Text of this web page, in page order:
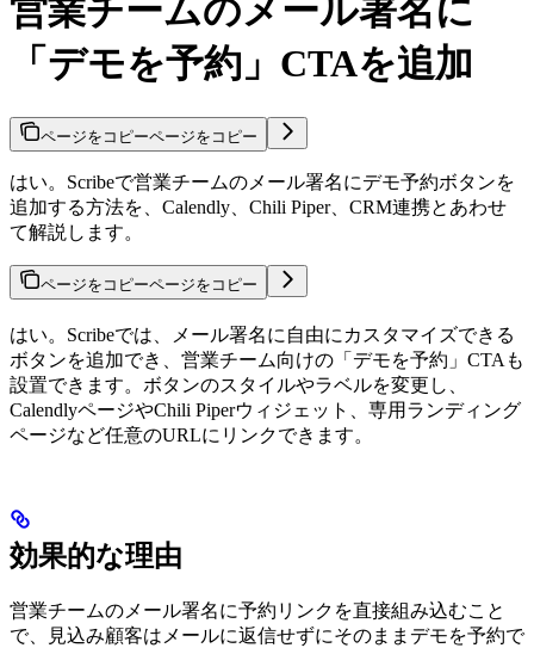
営業チームのメール署名に
「デモを予約」CTAを追加
ページをコピーページをコピー
はい。Scribeで営業チームのメール署名にデモ予約ボタンを
追加する方法を、Calendly、Chili Piper、CRM連携とあわせ
て解説します。
ページをコピーページをコピー
はい。Scribeでは、メール署名に自由にカスタマイズできる
ボタンを追加でき、営業チーム向けの「デモを予約」CTAも
設置できます。ボタンのスタイルやラベルを変更し、
CalendlyページやChili Piperウィジェット、専用ランディング
ページなど任意のURLにリンクできます。
効果的な理由
営業チームのメール署名に予約リンクを直接組み込むこと
で、見込み顧客はメールに返信せずにそのままデモを予約で